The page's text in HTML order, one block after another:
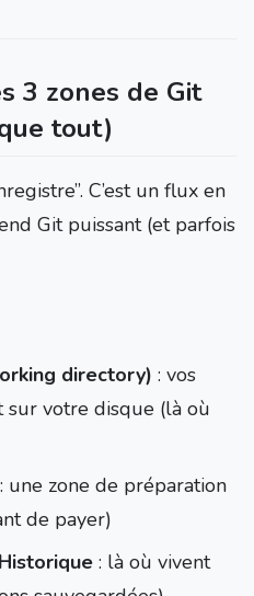
3 zones de Git
tout)
C’est un flux en
Git puissant (et parfois
directory) : vos
sur votre disque (là où
: une zone de préparation
de payer)
: là où vivent